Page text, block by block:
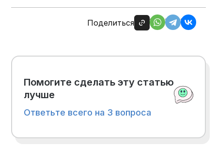
Поделиться
Помогите сделать эту статью
лучше
Ответьте всего на 3 вопроса